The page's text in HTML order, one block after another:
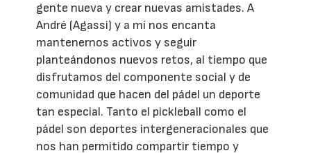
gente nueva y crear nuevas amistades. A
André (Agassi) y a mí nos encanta
mantenernos activos y seguir
planteándonos nuevos retos, al tiempo que
disfrutamos del componente social y de
comunidad que hacen del pádel un deporte
tan especial. Tanto el pickleball como el
pádel son deportes intergeneracionales que
nos han permitido compartir tiempo y